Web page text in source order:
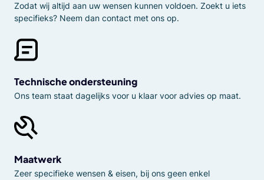
Zodat wij altijd aan uw wensen kunnen voldoen. Zoekt u iets
specifieks? Neem dan contact met ons op.
Technische ondersteuning
Ons team staat dagelijks voor u klaar voor advies op maat.
Maatwerk
Zeer specifieke wensen & eisen, bij ons geen enkel